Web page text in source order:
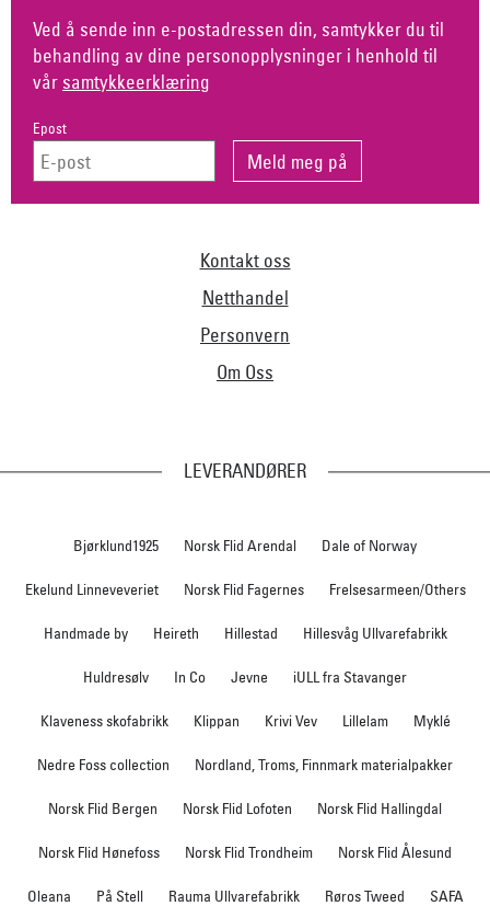
Ved å sende inn e-postadressen din, samtykker du til
behandling av dine personopplysninger i henhold til
vår samtykkeerklæring
Epost
Kontakt oss
Netthandel
Personvern
Om Oss
LEVERANDØRER
Bjørklund1925 Norsk Flid Arendal Dale of Norway
Ekelund Linneveveriet Norsk Flid Fagernes Frelsesarmeen/Others
Handmade by Heireth Hillestad Hillesvåg Ullvarefabrikk
Huldresølv In Co Jevne iULL fra Stavanger
Klaveness skofabrikk Klippan Krivi Vev Lillelam Myklé
Nedre Foss collection Nordland, Troms, Finnmark materialpakker
Norsk Flid Bergen Norsk Flid Lofoten Norsk Flid Hallingdal
Norsk Flid Hønefoss Norsk Flid Trondheim Norsk Flid Ålesund
Oleana På Stell Rauma Ullvarefabrikk Røros Tweed SAFA